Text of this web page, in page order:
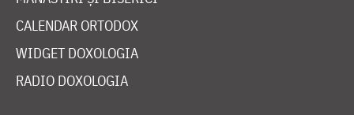
CALENDAR ORTODOX
WIDGET DOXOLOGIA
RADIO DOXOLOGIA